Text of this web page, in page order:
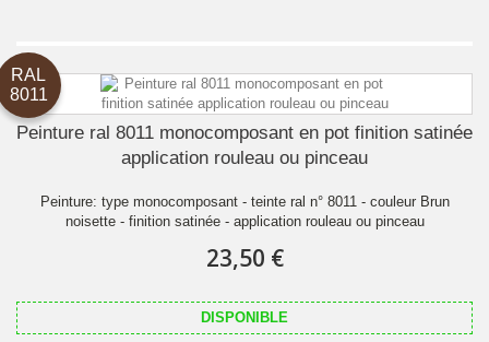
RAL
8011
Peinture ral 8011 monocomposant en pot finition satinée
application rouleau ou pinceau
Peinture: type monocomposant - teinte ral n° 8011 - couleur Brun
noisette - finition satinée - application rouleau ou pinceau
23,50 €
DISPONIBLE